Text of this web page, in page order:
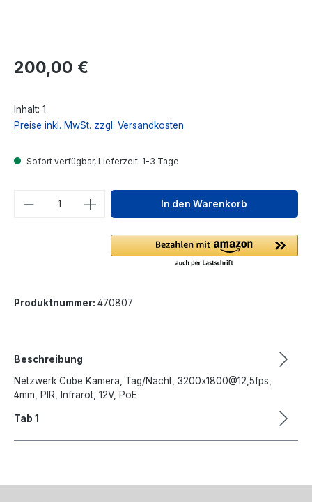
Regulärer Preis:
200,00 €
Inhalt: 1
Preise inkl. MwSt. zzgl. Versandkosten
Sofort verfügbar, Lieferzeit: 1-3 Tage
Produkt Anzahl: Gib denIn den Warenkorb
Produktnummer: 470807
Beschreibung
Netzwerk Cube Kamera, Tag/Nacht, 3200x1800@12,5fps,
4mm, PIR, Infrarot, 12V, PoE
Tab 1